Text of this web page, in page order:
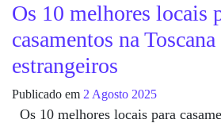
Os 10 melhores locais
casamentos na
estrangeiros
Publicado em 2 Agosto 2025
Os 10 melhores locais para